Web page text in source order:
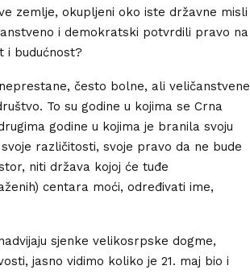
zemlje, okupljeni oko iste državne misli
i demokratski potvrdili pravo na
i budućnost?
često bolne, ali veličanstvene
To su godine u kojima se Crna
godine u kojima je branila svoju
različitosti, svoje pravo da ne bude
niti država kojoj će tuđe
centara moći, određivati ime,
sjenke velikosrpske dogme,
jasno vidimo koliko je 21. maj bio i